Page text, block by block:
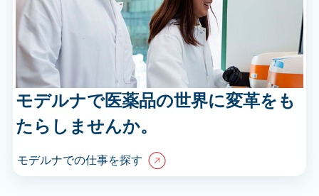
モデルナで医薬品の世界に変革をも
たらしませんか。
モデルナでの仕事を探す